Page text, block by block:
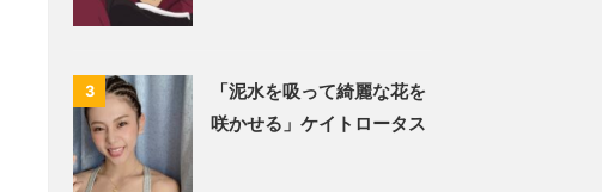
3
「泥水を吸って綺麗な花を
咲かせる」ケイトロータス